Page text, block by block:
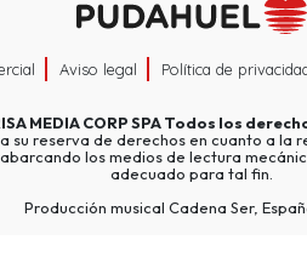
Aviso legal Política de
MEDIA CORP SPATodos los
su reserva de derechos en cuanto a
los medios de lectura
adecuado para tal fin.
Producción musical Cadena Ser,